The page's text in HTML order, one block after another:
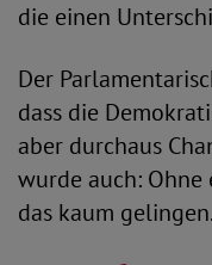
die einen
Der
dass die
aber durchaus
wurde auch:
das kaum gelingen.